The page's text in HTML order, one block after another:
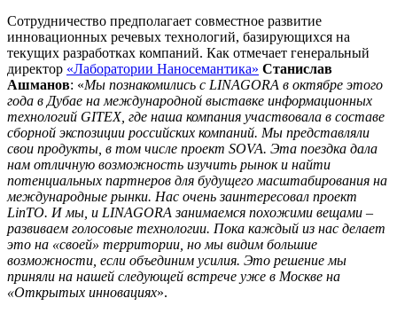
Сотрудничество предполагает совместное развитие
инновационных речевых технологий, базирующихся на
текущих разработках компаний. Как отмечает генеральный
директор «Лаборатории Наносемантика» Станислав
Ашманов: «Мы познакомились с LINAGORA в октябре этого
года в Дубае на международной выставке информационных
технологий GITEX, где наша компания участвовала в составе
сборной экспозиции российских компаний. Мы представляли
свои продукты, в том числе проект SOVA. Эта поездка дала
нам отличную возможность изучить рынок и найти
потенциальных партнеров для будущего масштабирования на
международные рынки. Нас очень заинтересовал проект
LinTO. И мы, и LINAGORA занимаемся похожими вещами –
развиваем голосовые технологии. Пока каждый из нас делает
это на «своей» территории, но мы видим большие
возможности, если объединим усилия. Это решение мы
приняли на нашей следующей встрече уже в Москве на
«Открытых инновациях».